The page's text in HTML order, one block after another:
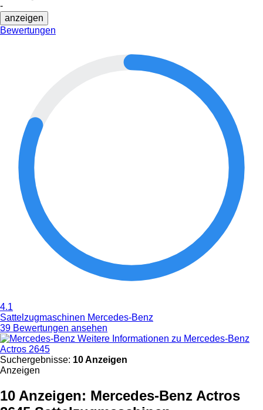
-
anzeigen
Bewertungen
4.1
Sattelzugmaschinen Mercedes-Benz
39 Bewertungen ansehen
Weitere Informationen zu Mercedes-Benz
Actros 2645
Suchergebnisse: 10 Anzeigen
Anzeigen
10 Anzeigen: Mercedes-Benz Actros